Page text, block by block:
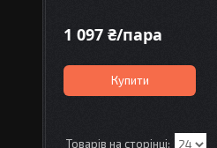
1 097 ₴/пара
Купити